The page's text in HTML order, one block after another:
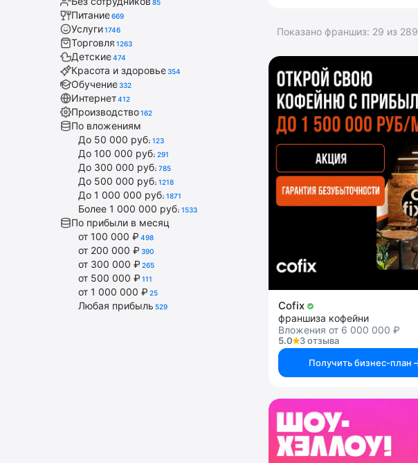
85
Питание669
Услуги1746
Торговля 1263
Детские474
Красота и здоровье354
Обучение332
Интернет412
Производство162
По вложениям
До 50 000 руб. 123
До 100 000 руб. 291
До 300 000 руб. 785
До 500 000 руб. 1218
До 1 000 000 руб. 1871
Более 1 000 000 руб. 1533
По прибыли в месяц
от 100 000 ₽ 498
от 200 000 ₽ 390
от 300 000 ₽ 265
от 500 000 ₽ 111
от 1 000 000 ₽ 25
Любая прибыль 529
Показано франшиз: 29 из 289
Cofix
франшиза кофейни
Вложения от 6 000 000 ₽
5.0
3 отзыва
Получить бизнес-план